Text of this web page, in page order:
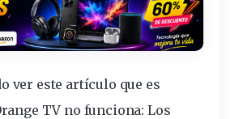
ver este artículo que es
TV no funciona: Los